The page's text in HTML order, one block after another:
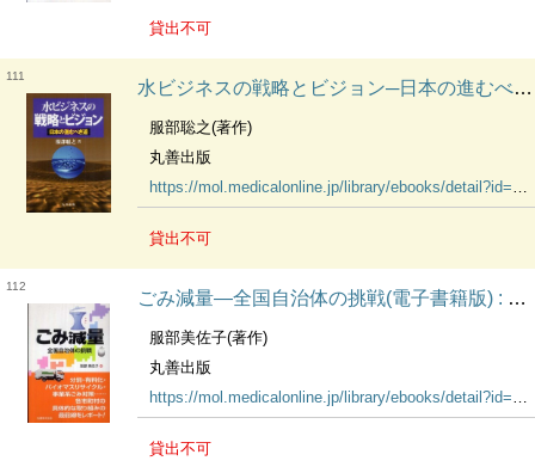
貸出不可
111
水ビジネスの戦略とビジョン─日本の進むべき道(電子書籍版) : electronic bk
服部聡之(著作)
丸善出版
https://mol.medicalonline.jp/library/ebooks/detail?id=14643
貸出不可
112
ごみ減量―全国自治体の挑戦(電子書籍版) : electronic bk
服部美佐子(著作)
丸善出版
https://mol.medicalonline.jp/library/ebooks/detail?id=14642
貸出不可